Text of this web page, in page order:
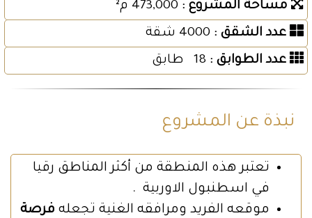
مساحة المشروع : 473,000 م²
عدد الشقق : 4000 شقة
عدد الطوابق : 18 طابق
نبذة عن المشروع
تعتبر هذه المنطقة من أكثر المناطق رقيا
في اسطنبول الاوربية .
موقعه الفريد ومرافقه الغنية تجعله فرصة